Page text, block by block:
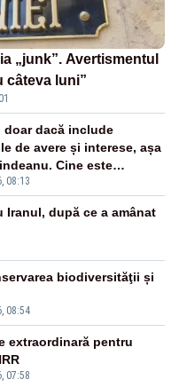
„junk”. Avertismentul
câteva luni”
08:13
doar dacă include
de avere și interese, așa
Cine este
trebuie să plece
după ce a amânat
08:54
biodiversităţii și
07:58
extraordinară pentru